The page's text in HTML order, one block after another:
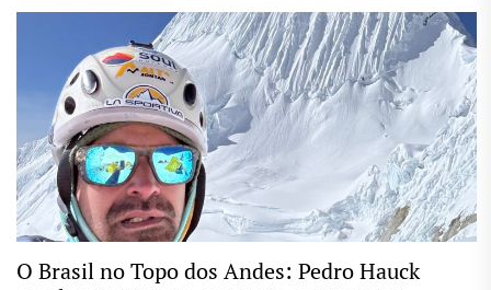
O Brasil no Topo dos Andes: Pedro Hauck